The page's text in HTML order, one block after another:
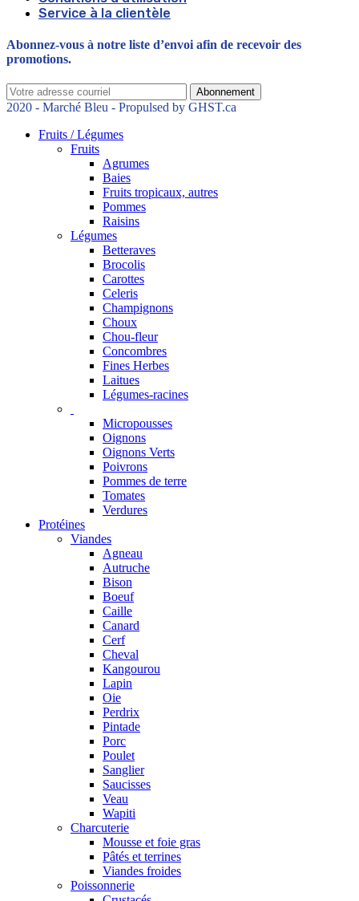
Service à la clientèle
Abonnez-vous à notre liste d’envoi afin de recevoir des
promotions.
Abonnement
2020 - Marché Bleu - Propulsed by GHST.ca
Fruits / Légumes
Fruits
Agrumes
Baies
Fruits tropicaux, autres
Pommes
Raisins
Légumes
Betteraves
Brocolis
Carottes
Celeris
Champignons
Choux
Chou-fleur
Concombres
Fines Herbes
Laitues
Légumes-racines
Micropousses
Oignons
Oignons Verts
Poivrons
Pommes de terre
Tomates
Verdures
Protéines
Viandes
Agneau
Autruche
Bison
Boeuf
Caille
Canard
Cerf
Cheval
Kangourou
Lapin
Oie
Perdrix
Pintade
Porc
Poulet
Sanglier
Saucisses
Veau
Wapiti
Charcuterie
Mousse et foie gras
Pâtés et terrines
Viandes froides
Poissonnerie